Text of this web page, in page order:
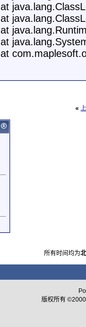
at
at
at
at
at
«
所有时间均为
版权所有